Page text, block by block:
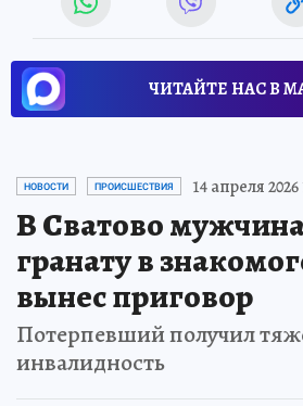
ЧИТАЙТЕ НАС В
НОВОСТИ ПРОИСШЕСТВИЯ 14 апреля 2026
В Сватово
гранату в
вынес приговор
Потерпевший получил
инвалидность